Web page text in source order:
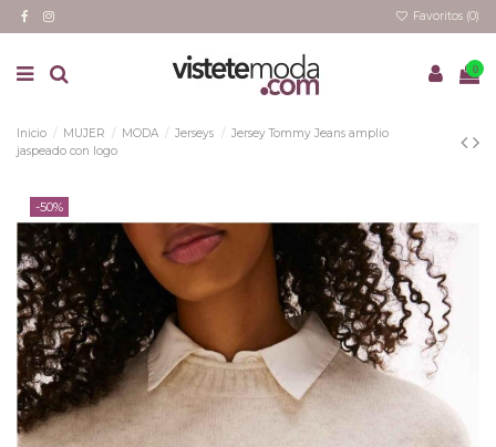
Favoritos (0)
0
Inicio MUJER MODA Jerseys
Jersey Tommy Jeans amplio
jaspeado con logo
-50%